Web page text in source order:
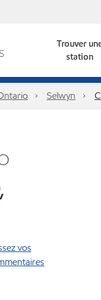
Trouver
station
Selwyn
vos